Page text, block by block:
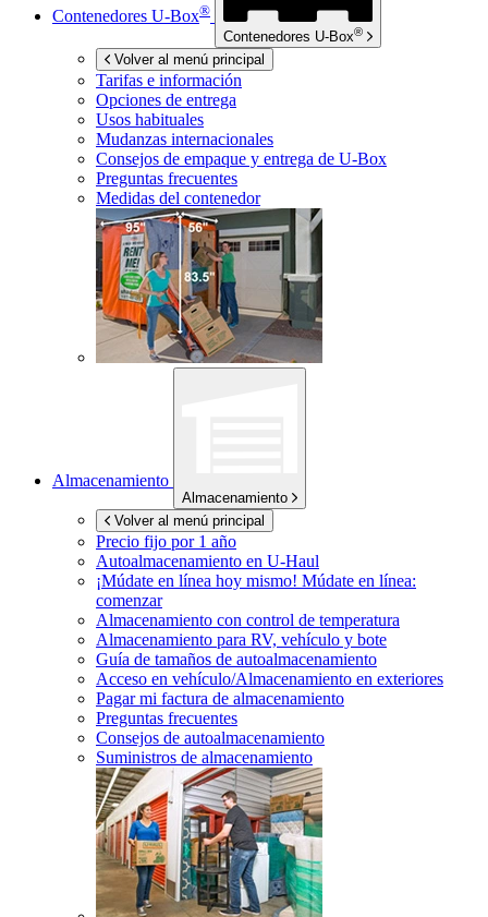
Contenedores U-Box®
Contenedores U-Box®
Volver al menú principal
Tarifas e información
Opciones de entrega
Usos habituales
Mudanzas internacionales
Consejos de empaque y entrega de U-Box
Preguntas frecuentes
Medidas del contenedor
Almacenamiento
Almacenamiento
Volver al menú principal
Precio fijo por 1 año
Autoalmacenamiento en U-Haul
¡Múdate en línea hoy mismo! Múdate en línea:
comenzar
Almacenamiento con control de temperatura
Almacenamiento para RV, vehículo y bote
Guía de tamaños de autoalmacenamiento
Acceso en vehículo/Almacenamiento en exteriores
Pagar mi factura de almacenamiento
Preguntas frecuentes
Consejos de autoalmacenamiento
Suministros de almacenamiento